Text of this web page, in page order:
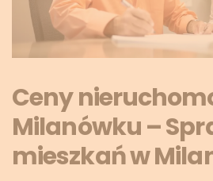
Ceny
Milanówku –
mieszkań w